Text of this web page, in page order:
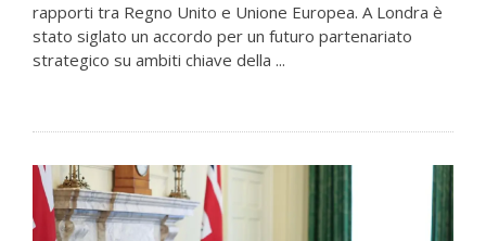
rapporti tra Regno Unito e Unione Europea. A Londra è
stato siglato un accordo per un futuro partenariato
strategico su ambiti chiave della ...